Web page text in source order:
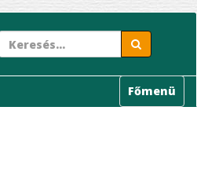
Főmenü